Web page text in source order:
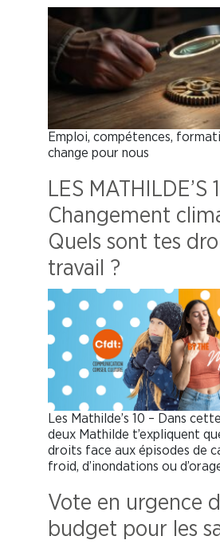
Emploi, compétences,
change pour nous
LES MATHILDE’S
Changement
Quels sont tes
travail ?
Les Mathilde’s 10 – Dans
deux Mathilde t’expliquent
droits face aux épisodes de
froid, d’inondations ou
Vote en urgence
budget pour les